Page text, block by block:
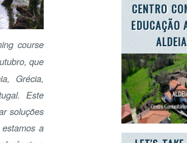
PLANET
CARETAKERS